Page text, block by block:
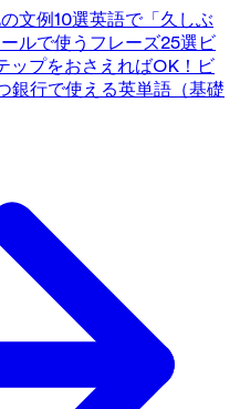
文例10選英語で「久しぶ
ルで使うフレーズ25選 ビ
ップをおさえればOK！ ビ
銀行で使える英単語（基礎